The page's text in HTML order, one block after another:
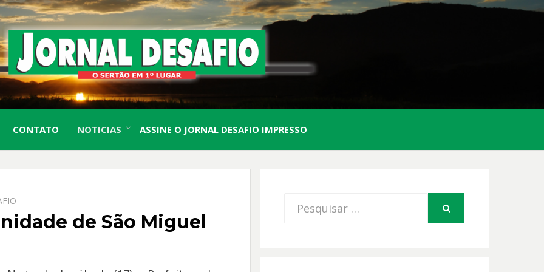
JORNAL
DESAFIO
O Sertão em 1º Lugar
CONTATO NOTICIAS ASSINE O JORNAL DESAFIO IMPRESSO
de São Miguel
Procurar